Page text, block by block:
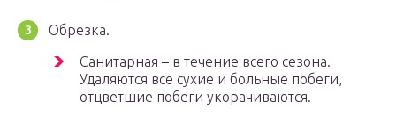
Обрезка.
Санитарная – в течение всего сезона.
Удаляются все сухие и больные побеги,
отцветшие побеги укорачиваются.